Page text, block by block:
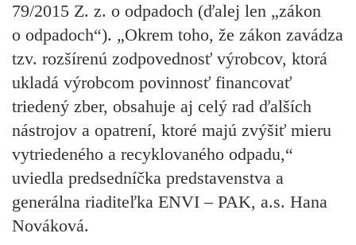
79/2015 Z. z. o odpadoch (ďalej len „zákon
o odpadoch“). „Okrem toho, že zákon zavádza
tzv. rozšírenú zodpovednosť výrobcov, ktorá
ukladá výrobcom povinnosť financovať
triedený zber, obsahuje aj celý rad ďalších
nástrojov a opatrení, ktoré majú zvýšiť mieru
vytriedeného a recyklovaného odpadu,“
uviedla predsedníčka predstavenstva a
generálna riaditeľka ENVI – PAK, a.s. Hana
Nováková.